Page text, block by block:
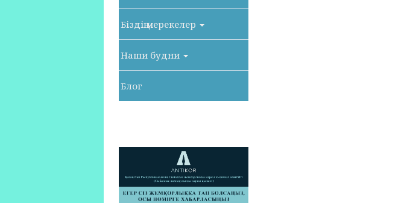
Біздің мерекелер
Наши будни
Блог